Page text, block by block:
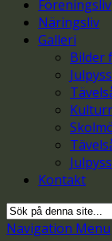
Föreningsliv
Näringsliv
Galleri
Bilder
Kontakt
Navigation Menu